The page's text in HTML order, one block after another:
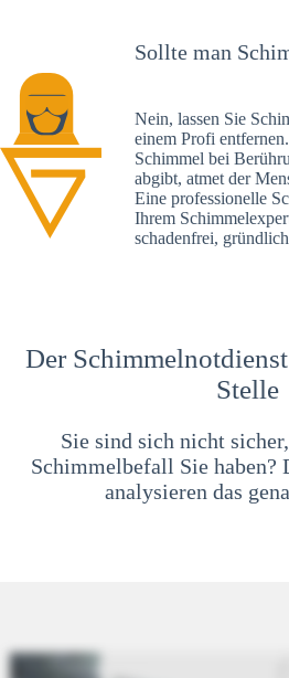
Sollte man
Nein, lassen Sie
einem Profi
Schimmel bei
abgibt, atmet der
Eine professionelle
Ihrem
schadenfrei,
Der
Stelle
Sie sind sich nicht
Schimmelbefall Sie
analysieren das